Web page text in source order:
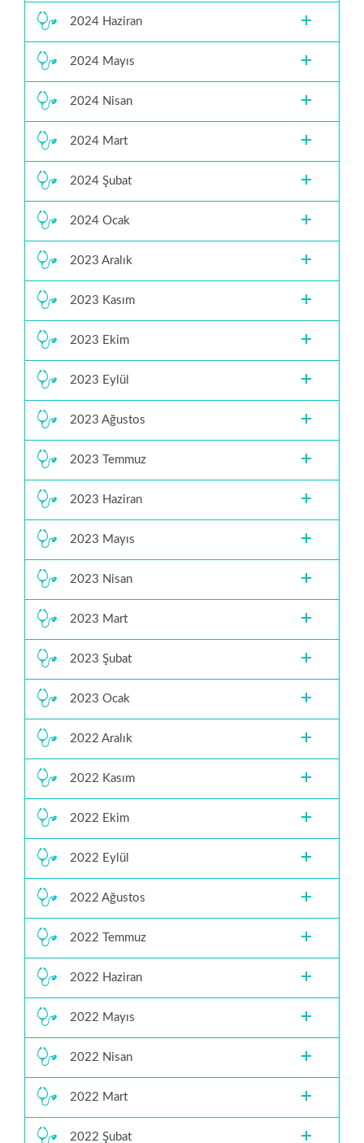
2024 Haziran
2024 Mayıs
2024 Nisan
2024 Mart
2024 Şubat
2024 Ocak
2023 Aralık
2023 Kasım
2023 Ekim
2023 Eylül
2023 Ağustos
2023 Temmuz
2023 Haziran
2023 Mayıs
2023 Nisan
2023 Mart
2023 Şubat
2023 Ocak
2022 Aralık
2022 Kasım
2022 Ekim
2022 Eylül
2022 Ağustos
2022 Temmuz
2022 Haziran
2022 Mayıs
2022 Nisan
2022 Mart
2022 Şubat